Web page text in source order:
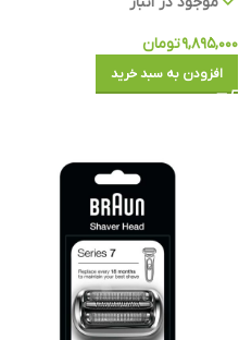
۹,۸۹۵,۰۰۰تومان
افزودن به سبد خرید